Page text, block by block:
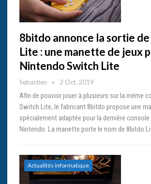
8bitdo annonce la sortie
Lite : une manette de jeux
Nintendo Switch Lite
Sebastien 2 Oct, 2019
Afin de pouvoir jouer à plusieurs sur la même
Switch Lite, le fabricant 8bitdo propose une
spécialement adaptée pour la dernière
Nintendo. La manette porte le nom de 8bitdo
Actualités informatique